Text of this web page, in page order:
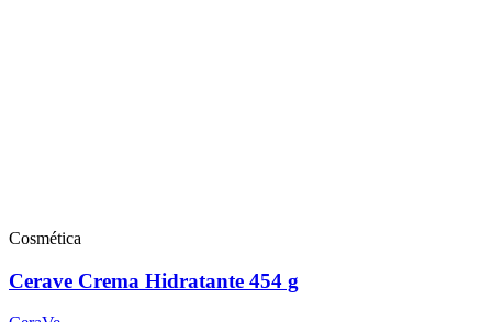
Cosmética
Cerave Crema Hidratante 454 g